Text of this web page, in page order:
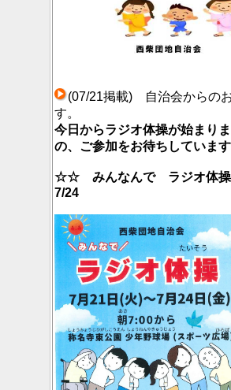
(07/21掲載) 自治会からの
す。
今日からラジオ体操が始まり
の、ご参加をお待ちしています
☆☆ みんなんで ラジオ体
7/24